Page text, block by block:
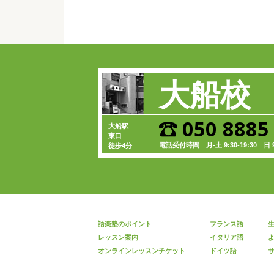
大船校
大船駅
東口
徒歩4分
050
電話受付時間 月-土 9:30-19:30 日
語楽塾のポイント
レッスン案内
オンラインレッスンチケット
フランス語
イタリア語
ドイツ語